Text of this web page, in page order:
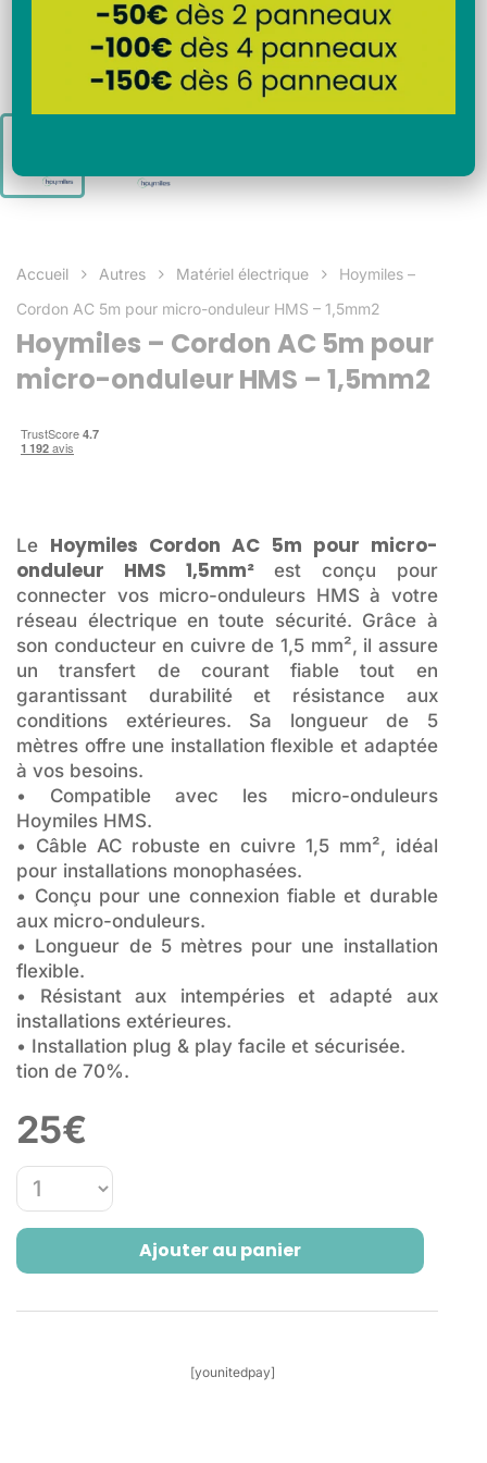
Accueil Autres Matériel électrique
Hoymiles –
Cordon AC 5m pour micro-onduleur HMS – 1,5mm2
Hoymiles – Cordon AC 5m pour
micro-onduleur HMS – 1,5mm2
Le Hoymiles Cordon AC 5m pour micro-
onduleur HMS 1,5mm²est conçu pour
connecter vos micro-onduleurs HMS à votre
réseau électrique en toute sécurité. Grâce à
son conducteur en cuivre de 1,5 mm², il assure
un transfert de courant fiable tout en
garantissant durabilité et résistance aux
conditions extérieures. Sa longueur de 5
mètres offre une installation flexible et adaptée
à vos besoins.
• Compatible avec les micro-onduleurs
Hoymiles HMS.
• Câble AC robuste en cuivre 1,5 mm², idéal
pour installations monophasées.
• Conçu pour une connexion fiable et durable
aux micro-onduleurs.
• Longueur de 5 mètres pour une installation
flexible.
• Résistant aux intempéries et adapté aux
installations extérieures.
• Installation plug & play facile et sécurisée.
tion de 70%.
25€
Ajouter au panier
[younitedpay]